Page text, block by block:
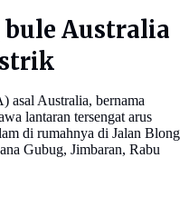
Australia
asal Australia, bernama
lantaran tersengat arus
di rumahnya di Jalan Blong
Gubug, Jimbaran, Rabu